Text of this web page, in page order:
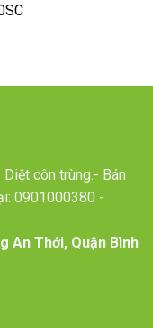
côn trùng.- Bán
0901000380 -
An Thới, Quận Bình